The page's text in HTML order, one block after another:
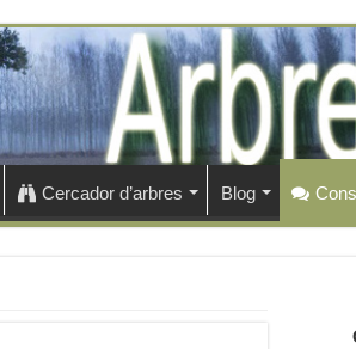
Cercador d’arbres Blog